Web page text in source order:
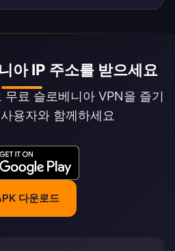
아 IP 주소를 받으세요
료 슬로베니아 VPN을 즐기
용자와 함께하세요
다운로드